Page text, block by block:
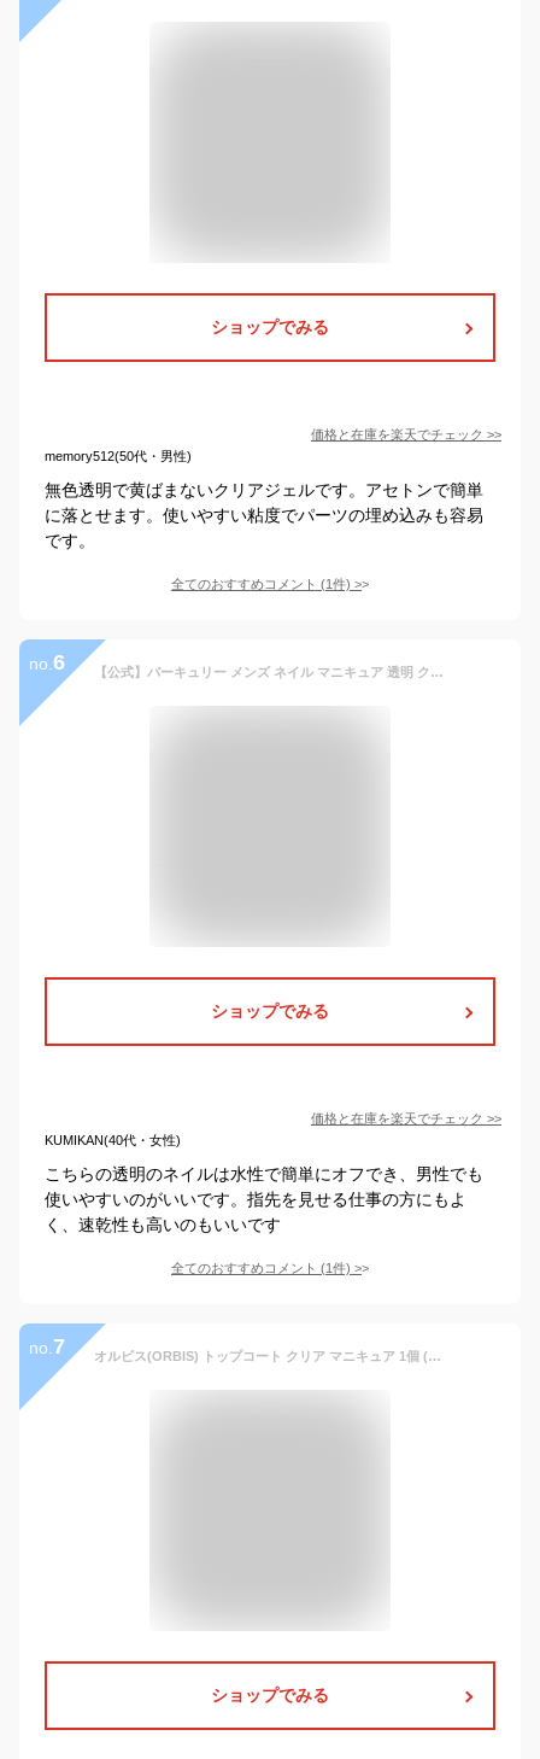
ショップでみる
価格と在庫を楽天でチェック >>
memory512(50代・男性)
無色透明で黄ばまないクリアジェルです。アセトンで簡単
に落とせます。使いやすい粘度でパーツの埋め込みも容易
です。
全てのおすすめコメント (1件) >
no. 6 【公式】バーキュリー メンズ ネイル マニキュア 透明 クリア メンズネイルケア 爪ケア 水性ネイル 簡単オフ バーキュリーネイル vercuryネイル
ショップでみる
価格と在庫を楽天でチェック >>
KUMIKAN(40代・女性)
こちらの透明のネイルは水性で簡単にオフでき、男性でも
使いやすいのがいいです。指先を見せる仕事の方にもよ
く、速乾性も高いのもいいです
全てのおすすめコメント (1件) >
no. 7 オルビス(ORBIS) トップコート クリア マニキュア 1個 (x 1)
ショップでみる